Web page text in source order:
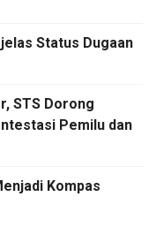
Status Dugaan
STS Dorong
Pemilu dan
Kompas